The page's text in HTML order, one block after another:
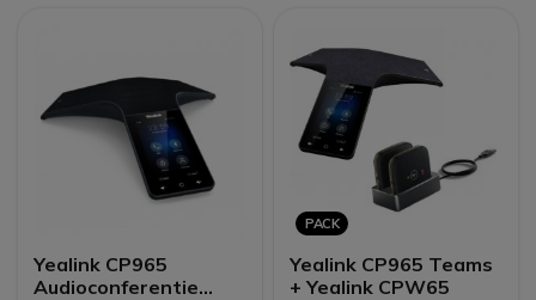
Yealink CP965
Audioconferentie
PACK
Yealink CP965 Teams
+ Yealink CPW65